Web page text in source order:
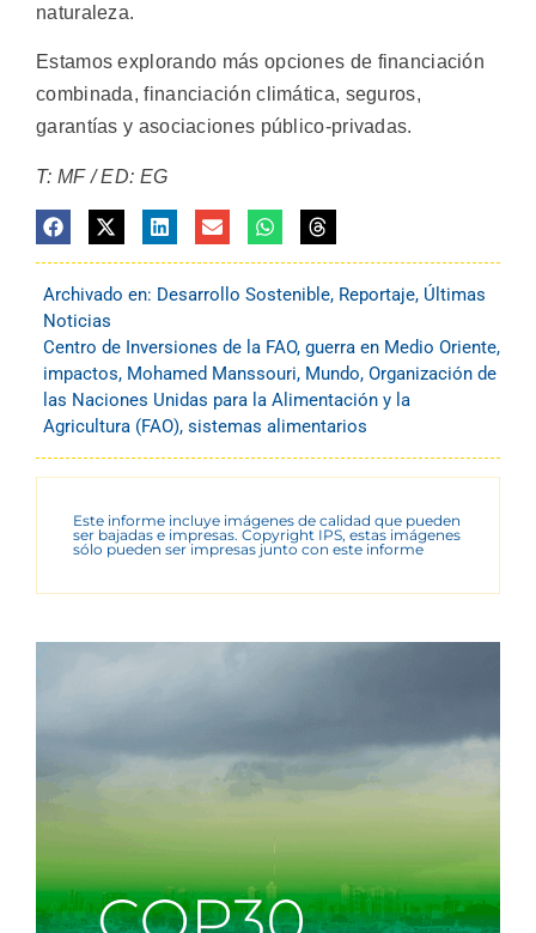
naturaleza.
Estamos explorando más opciones de financiación
combinada, financiación climática, seguros,
garantías y asociaciones público-privadas.
T: MF / ED: EG
Archivado en: Desarrollo Sostenible, Reportaje, Últimas
Noticias
Centro de Inversiones de la FAO, guerra en Medio Oriente,
impactos, Mohamed Manssouri, Mundo, Organización de
las Naciones Unidas para la Alimentación y la
Agricultura (FAO), sistemas alimentarios
Este informe incluye imágenes de calidad que pueden
ser bajadas e impresas. Copyright IPS, estas imágenes
sólo pueden ser impresas junto con este informe